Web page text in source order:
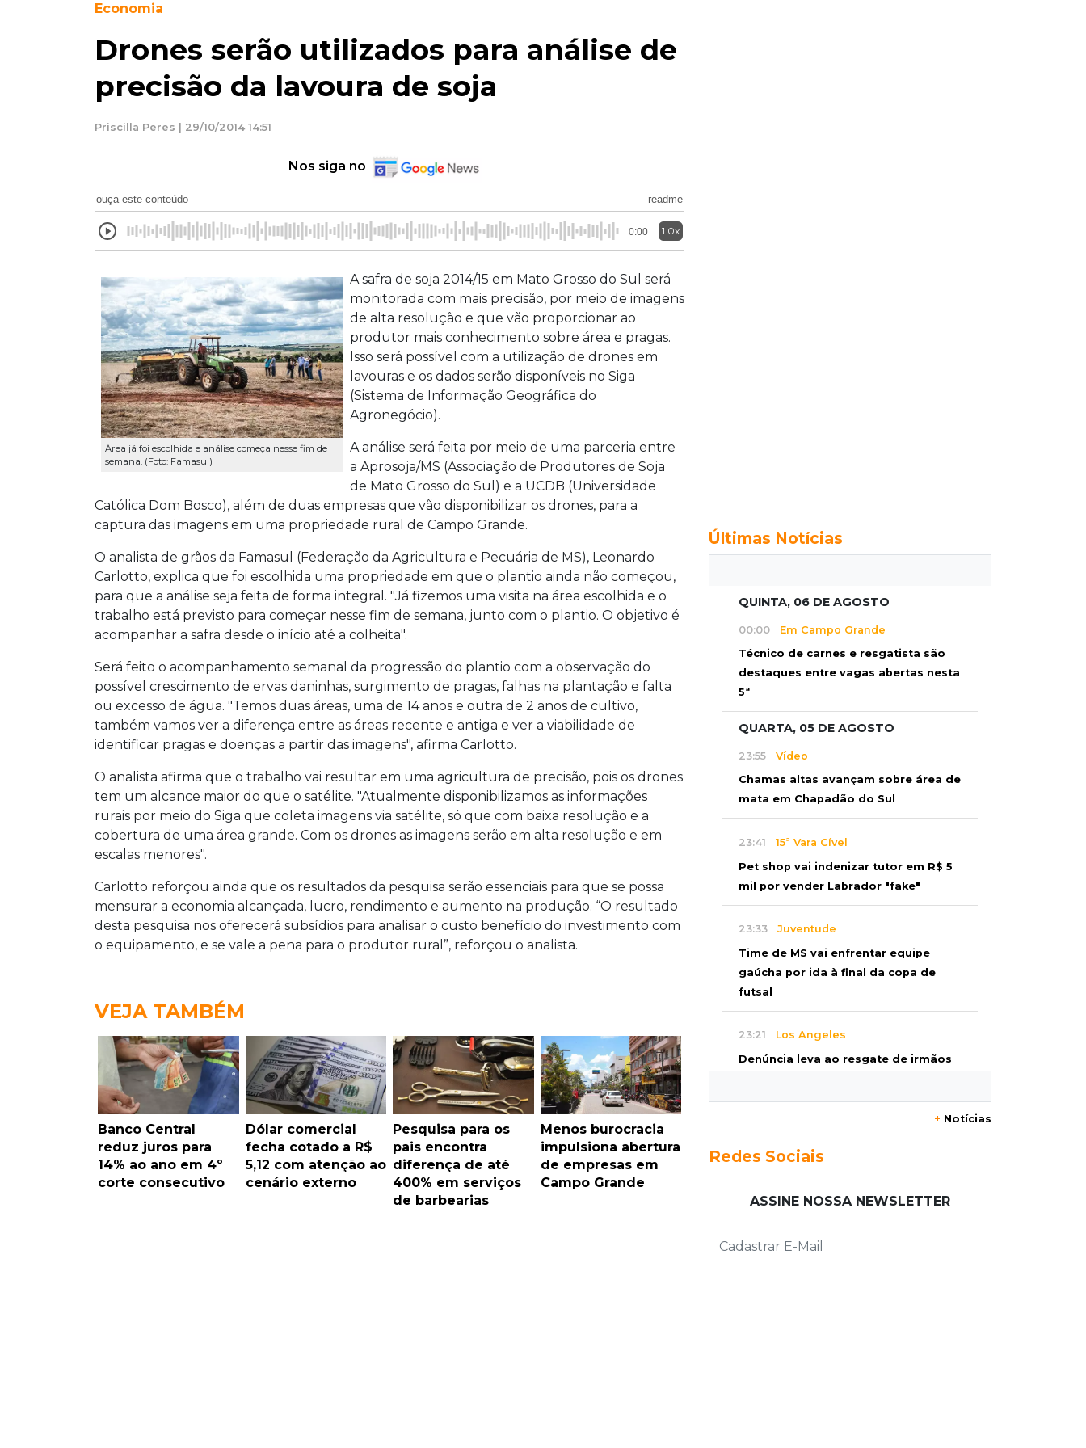
Economia
Drones serão utilizados para análise de
precisão da lavoura de soja
Priscilla Peres | 29/10/2014 14:51
Nos siga no
ouça este conteúdo readme
0:00 1.0x
Área já foi escolhida e análise começa nesse fim de
semana. (Foto: Famasul)
A safra de soja 2014/15 em Mato Grosso do Sul será
monitorada com mais precisão, por meio de imagens
de alta resolução e que vão proporcionar ao
produtor mais conhecimento sobre área e pragas.
Isso será possível com a utilização de drones em
lavouras e os dados serão disponíveis no Siga
(Sistema de Informação Geográfica do
Agronegócio).
A análise será feita por meio de uma parceria entre
a Aprosoja/MS (Associação de Produtores de Soja
de Mato Grosso do Sul) e a UCDB (Universidade
Católica Dom Bosco), além de duas empresas que vão disponibilizar os drones, para a
captura das imagens em uma propriedade rural de Campo Grande.
O analista de grãos da Famasul (Federação da Agricultura e Pecuária de MS), Leonardo
Carlotto, explica que foi escolhida uma propriedade em que o plantio ainda não começou,
para que a análise seja feita de forma integral. "Já fizemos uma visita na área escolhida e o
trabalho está previsto para começar nesse fim de semana, junto com o plantio. O objetivo é
acompanhar a safra desde o início até a colheita".
Será feito o acompanhamento semanal da progressão do plantio com a observação do
possível crescimento de ervas daninhas, surgimento de pragas, falhas na plantação e falta
ou excesso de água. "Temos duas áreas, uma de 14 anos e outra de 2 anos de cultivo,
também vamos ver a diferença entre as áreas recente e antiga e ver a viabilidade de
identificar pragas e doenças a partir das imagens", afirma Carlotto.
O analista afirma que o trabalho vai resultar em uma agricultura de precisão, pois os drones
tem um alcance maior do que o satélite. "Atualmente disponibilizamos as informações
rurais por meio do Siga que coleta imagens via satélite, só que com baixa resolução e a
cobertura de uma área grande. Com os drones as imagens serão em alta resolução e em
escalas menores".
Carlotto reforçou ainda que os resultados da pesquisa serão essenciais para que se possa
mensurar a economia alcançada, lucro, rendimento e aumento na produção. “O resultado
desta pesquisa nos oferecerá subsídios para analisar o custo benefício do investimento com
o equipamento, e se vale a pena para o produtor rural”, reforçou o analista.
VEJA TAMBÉM
Banco Central
reduz juros para
14% ao ano em 4º
corte consecutivo
Dólar comercial
fecha cotado a R$
5,12 com atenção ao
cenário externo
Pesquisa para os
pais encontra
diferença de até
400% em serviços
de barbearias
Menos burocracia
impulsiona abertura
de empresas em
Campo Grande
Últimas Notícias
QUINTA, 06 DE AGOSTO
00:00 Em Campo Grande
Técnico de carnes e resgatista são
destaques entre vagas abertas nesta
5ª
QUARTA, 05 DE AGOSTO
23:55 Vídeo
Chamas altas avançam sobre área de
mata em Chapadão do Sul
23:41 15ª Vara Cível
Pet shop vai indenizar tutor em R$ 5
mil por vender Labrador "fake"
23:33 Juventude
Time de MS vai enfrentar equipe
gaúcha por ida à final da copa de
futsal
23:21 Los Angeles
Denúncia leva ao resgate de irmãos
MS com formação de ciclone bomba
23:00Ideb
Entre escolas com nota divulgada, 3
estaduais lideram o Ensino Médio na
+ Notícias
Redes Sociais
ASSINE NOSSA NEWSLETTER